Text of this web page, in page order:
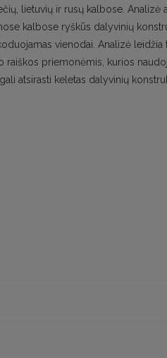
lietuvių ir rusų kalbose.
kalbose ryškūs dalyvinių
vienodai. Analizė
raiškos priemonėmis, kurios
atsirasti keletas dalyvinių